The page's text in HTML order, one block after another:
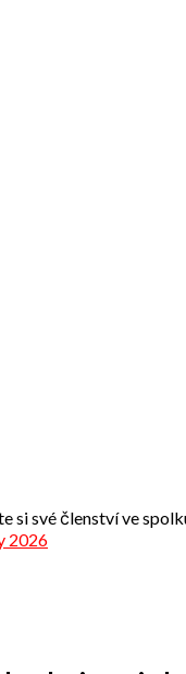
své členství ve
2026